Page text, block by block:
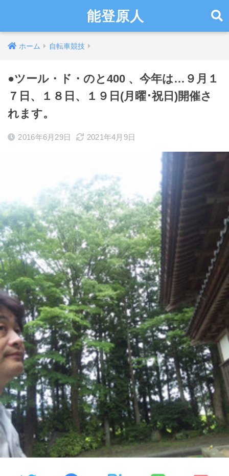
能登原人
ホーム 自転車競技
●ツール・ド・のと400 、今年は…９月１
７日、１８日、１９日(月曜･祝日)開催さ
れます。
2016年6月29日 2021年4月9日